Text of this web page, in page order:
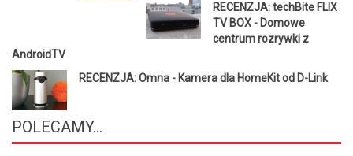
RECENZJA: techBite FLIX
TV BOX - Domowe
centrum rozrywki z
AndroidTV
RECENZJA: Omna - Kamera dla HomeKit od D-Link
POLECAMY...